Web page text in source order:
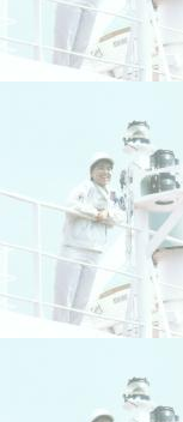
今週の「内航海運